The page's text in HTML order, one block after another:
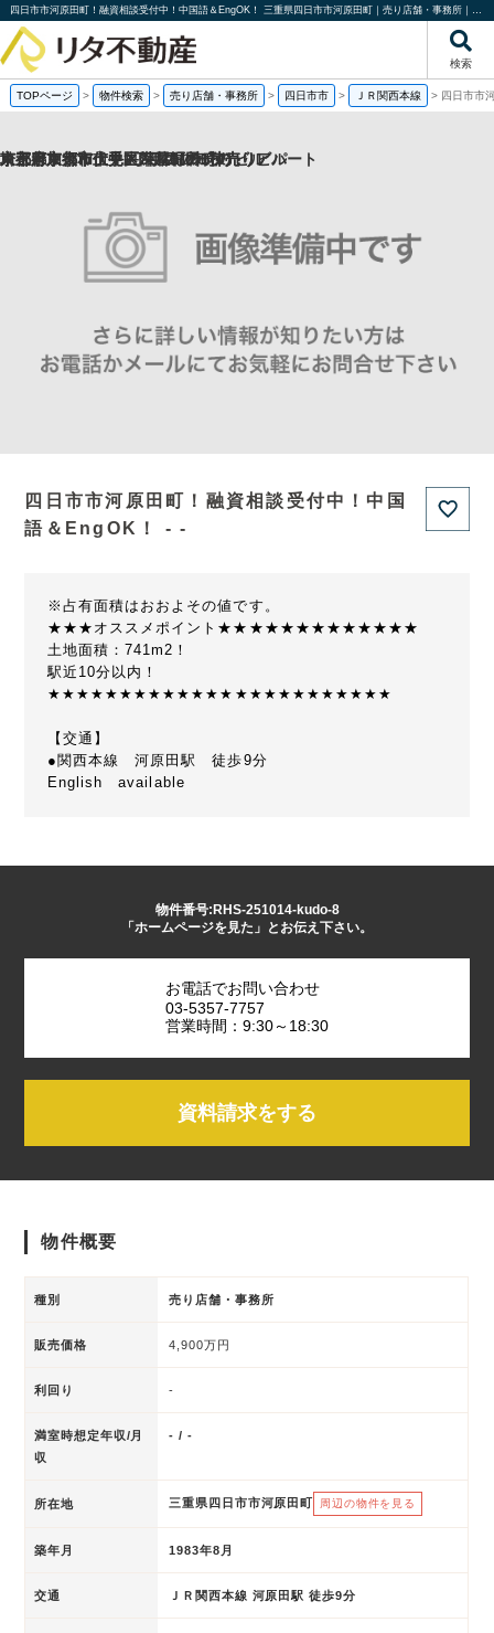
四日市市河原田町！融資相談受付中！中国語＆EngOK！ 三重県四日市市河原田町｜売り店舗・事務所｜株式会社リタ不動産
検索
TOPページ > 物件検索 > 売り店舗・事務所 > 四日市市 > ＪＲ関西本線 > 四日市市
四日市市河原田町！融資相談受付中！中国
語＆EngOK！ - -
※占有面積はおおよその値です。
★★★オススメポイント★★★★★★★★★★★★★
土地面積：741m2！
駅近10分以内！
★★★★★★★★★★★★★★★★★★★★★★★★
【交通】
●関西本線 河原田駅 徒歩9分
English available
物件番号:RHS-251014-kudo-8
「ホームページを見た」とお伝え下さい。
お電話でお問い合わせ
03-5357-7757
営業時間：9:30～18:30
資料請求をする
物件概要
種別 売り店舗・事務所
販売価格 4,900万円
利回り -
満室時想定年収/月
収
- / -
所在地 三重県四日市市河原田町 周辺の物件を見る
築年月 1983年8月
交通 ＪＲ関西本線 河原田駅 徒歩9分
京都府京都市伏見区帯屋町の1棟売りビル
京都府京都市伏見区深草堀田町の
東京都東大和市中央2丁目の一棟売りアパート
埼玉県加須市土手2丁目の1棟売りビル